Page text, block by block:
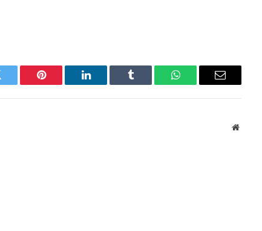
Pinterest LinkedIn Tumblr WhatsAppEmail
Website